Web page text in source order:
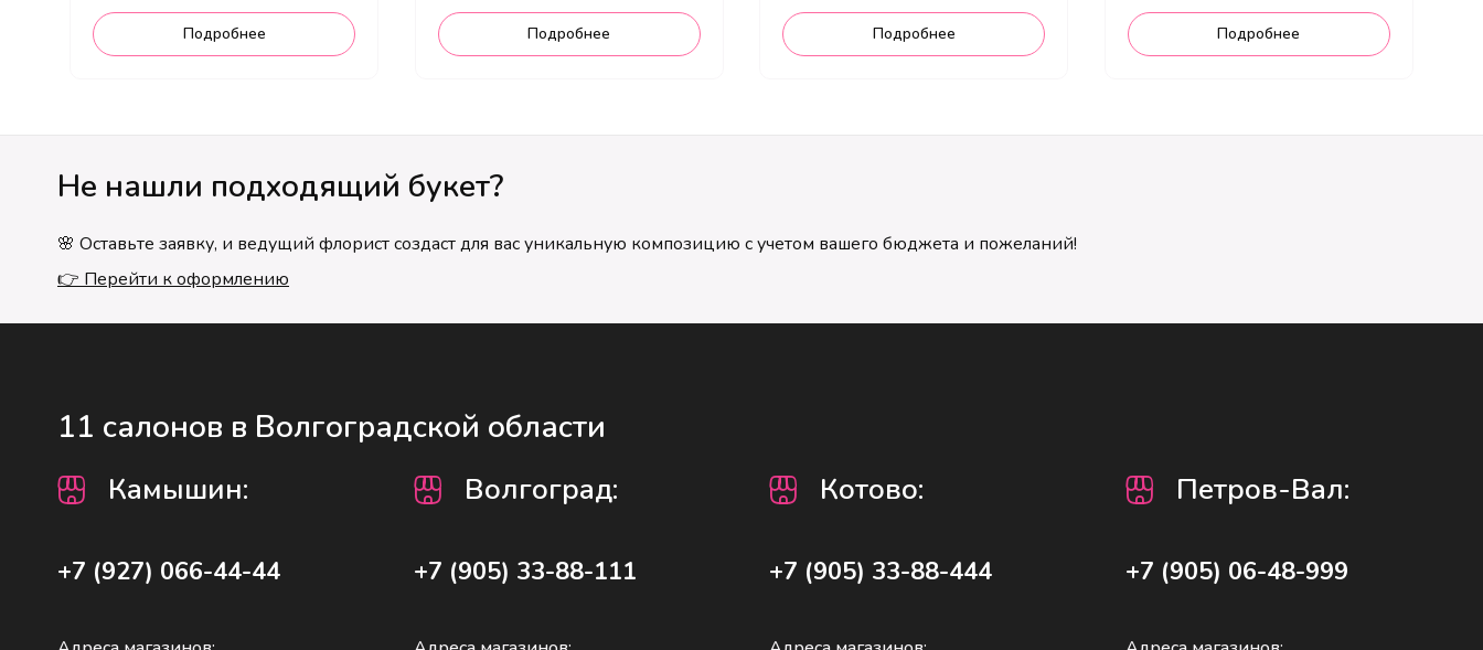
Подробнее Подробнее Подробнее Подробнее
Не нашли подходящий букет?
🌸 Оставьте заявку, и ведущий флорист создаст для вас уникальную композицию с учетом вашего бюджета и пожеланий!
👉 Перейти к оформлению
11 салонов в Волгоградской области
Камышин:
+7 (927) 066-44-44
Волгоград:
+7 (905) 33-88-111
Котово:
+7 (905) 33-88-444
Петров-Вал:
+7 (905) 06-48-999